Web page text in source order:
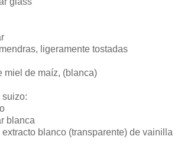
ligeramente tostadas
miel de maíz, (blanca)
suizo:
blanca
blanco (transparente) de vainilla